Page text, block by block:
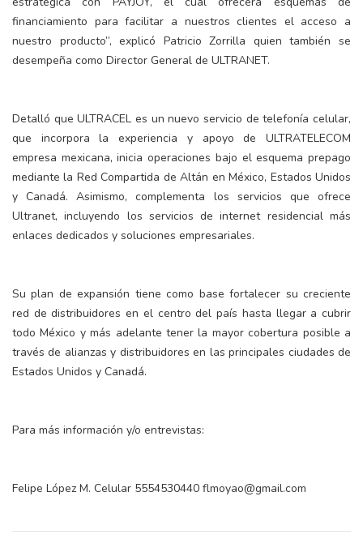
financiamiento para facilitar a nuestros clientes el acceso a
nuestro producto”, explicó Patricio Zorrilla quien también se
desempeña como Director General de ULTRANET.
Detalló que ULTRACEL es un nuevo servicio de telefonía celular,
que incorpora la experiencia y apoyo de ULTRATELECOM
empresa mexicana, inicia operaciones bajo el esquema prepago
mediante la Red Compartida de Altán en México, Estados Unidos
y Canadá. Asimismo, complementa los servicios que ofrece
Ultranet, incluyendo los servicios de internet residencial más
enlaces dedicados y soluciones empresariales.
Su plan de expansión tiene como base fortalecer su creciente
red de distribuidores en el centro del país hasta llegar a cubrir
todo México y más adelante tener la mayor cobertura posible a
través de alianzas y distribuidores en las principales ciudades de
Estados Unidos y Canadá.
Para más información y/o entrevistas:
Felipe López M. Celular 5554530440 flmoyao@gmail.com